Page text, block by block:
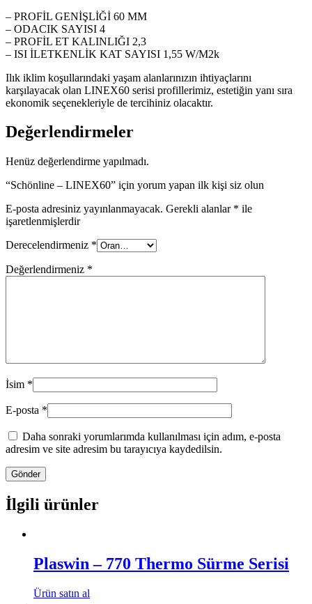
– PROFİL GENİŞLİĞİ 60 MM
– ODACIK SAYISI 4
– PROFİL ET KALINLIĞI 2,3
– ISI İLETKENLİK KAT SAYISI 1,55 W/M2k
Ilık iklim koşullarındaki yaşam alanlarınızın ihtiyaçlarını
karşılayacak olan LINEX60 serisi profillerimiz, estetiğin yanı sıra
ekonomik seçenekleriyle de tercihiniz olacaktır.
Değerlendirmeler
Henüz değerlendirme yapılmadı.
“Schönline – LINEX60” için yorum yapan ilk kişi siz olun
E-posta adresiniz yayınlanmayacak. Gerekli alanlar * ile
işaretlenmişlerdir
Derecelendirmeniz *
Değerlendirmeniz *
İsim *
E-posta *
Daha sonraki yorumlarımda kullanılması için adım, e-posta
adresim ve site adresim bu tarayıcıya kaydedilsin.
İlgili ürünler
Plaswin – 770 Thermo Sürme Serisi
Ürün satın al